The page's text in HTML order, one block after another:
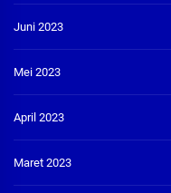
Juni 2023
Mei 2023
April 2023
Maret 2023